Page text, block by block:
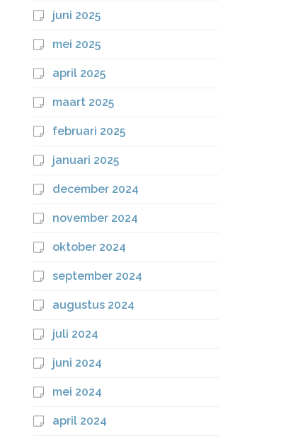
juni 2025
mei 2025
april 2025
maart 2025
februari 2025
januari 2025
december 2024
november 2024
oktober 2024
september 2024
augustus 2024
juli 2024
juni 2024
mei 2024
april 2024